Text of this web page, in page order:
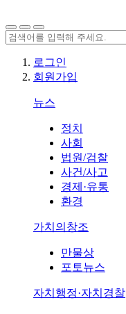
로그인
회원가입
뉴스
정치
사회
법원/검찰
사건/사고
경제·유통
환경
가치의창조
만물상
포토뉴스
자치행정·자치경찰